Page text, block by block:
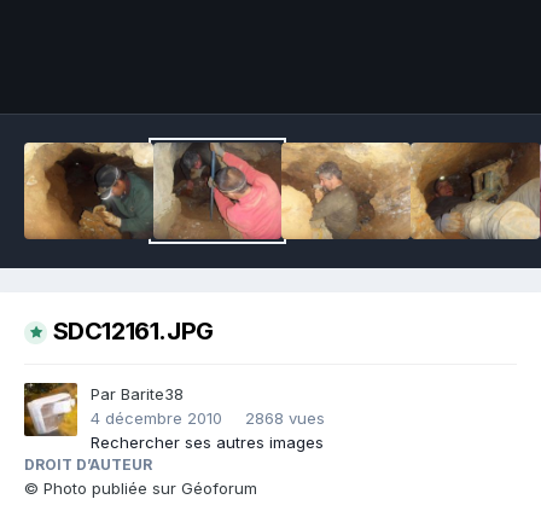
SDC12161.JPG
Par Barite38
4 décembre 2010
2868 vues
Rechercher ses autres images
DROIT D’AUTEUR
© Photo publiée sur Géoforum